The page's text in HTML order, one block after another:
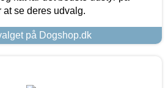
at se deres udvalg.
på Dogshop.dk